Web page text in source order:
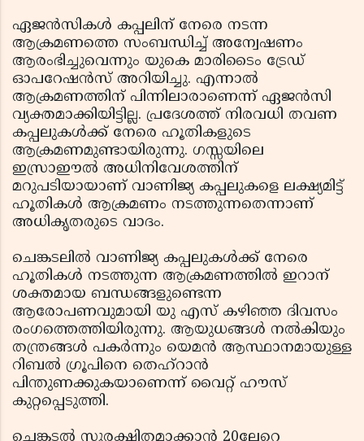
ഏജന്‍സികള്‍ കപ്പലിന് നേരെ നടന്ന
ആക്രമണത്തെ സംബന്ധിച്ച് അന്വേഷണം
ആരംഭിച്ചുവെന്നും യുകെ മാരിടൈം ട്രേഡ്
ഓപറേഷന്‍സ് അറിയിച്ചു. എന്നാല്‍
ആക്രമണത്തിന് പിന്നിലാരാണെന്ന് ഏജന്‍സി
വ്യക്തമാക്കിയിട്ടില്ല. പ്രദേശത്ത് നിരവധി തവണ
കപ്പലുകള്‍ക്ക് നേരെ ഹൂതികളുടെ
ആക്രമണമുണ്ടായിരുന്നു. ഗസ്സയിലെ
ഇസ്രാഈല്‍ അധിനിവേശത്തിന്
മറുപടിയായാണ് വാണിജ്യ കപ്പലുകളെ ലക്ഷ്യമിട്ട്
ഹൂതികള്‍ ആക്രമണം നടത്തുന്നതെന്നാണ്
അധികൃതരുടെ വാദം.
ചെങ്കടലില്‍ വാണിജ്യ കപ്പലുകള്‍ക്ക് നേരെ
ഹൂതികള്‍ നടത്തുന്ന ആക്രമണത്തില്‍ ഇറാന്
ശക്തമായ ബന്ധങ്ങളുണ്ടെന്ന
ആരോപണവുമായി യു എസ് കഴിഞ്ഞ ദിവസം
രംഗത്തെത്തിയിരുന്നു. ആയുധങ്ങള്‍ നല്‍കിയും
തന്ത്രങ്ങള്‍ പകര്‍ന്നും യെമന്‍ ആസ്ഥാനമായുള്ള
റിബല്‍ ഗ്രൂപിനെ തെഹ്‌റാന്‍
പിന്തുണക്കുകയാണെന്ന് വൈറ്റ് ഹൗസ്
കുറ്റപ്പെടുത്തി.
ചെങ്കടല്‍ സുരക്ഷിതമാക്കാന്‍ 20ലേറെ